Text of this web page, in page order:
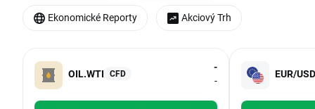
OIL.WTI CFD
-
-
EUR/USD
Ekonomické Reporty Akciový Trh